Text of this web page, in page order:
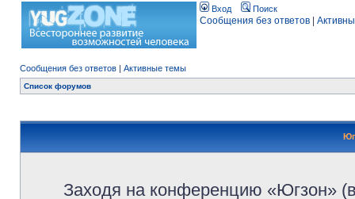
Вход Поиск
Сообщения без ответов
Сообщения без ответов | Активные темы
Список форумов
Заходя на конференцию «Югзон»